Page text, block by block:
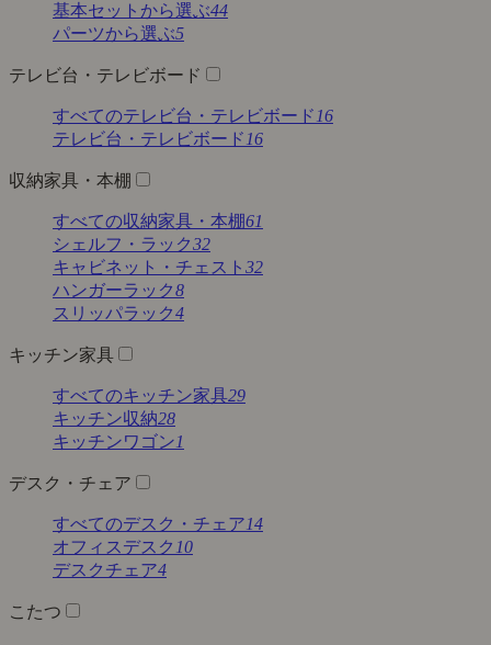
基本セットから選ぶ44
パーツから選ぶ5
テレビ台・テレビボード
すべてのテレビ台・テレビボード 16
テレビ台・テレビボード 16
収納家具・本棚
すべての収納家具・本棚61
シェルフ・ラック32
キャビネット・チェスト 32
ハンガーラック8
スリッパラック4
キッチン家具
すべてのキッチン家具29
キッチン収納28
キッチンワゴン1
デスク・チェア
すべてのデスク・チェア14
オフィスデスク 10
デスクチェア4
こたつ